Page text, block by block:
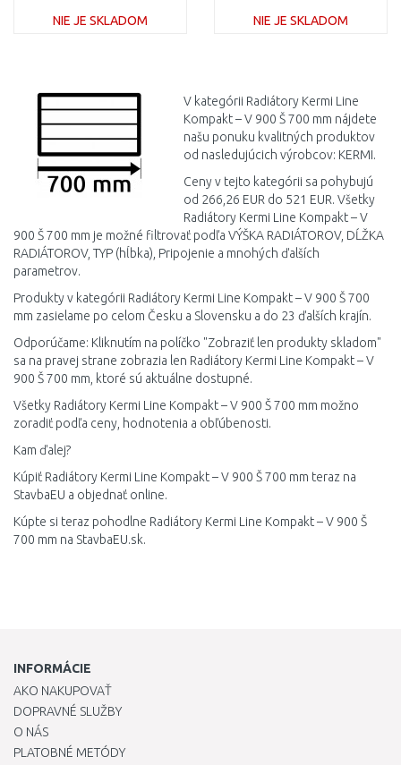
NIE JE SKLADOM
Porovnať
NIE JE SKLADOM
V kategórii Radiátory Kermi Line
Kompakt – V 900 Š 700 mm nájdete
našu ponuku kvalitných produktov
od nasledujúcich výrobcov: KERMI.
Ceny v tejto kategórii sa pohybujú
od 266,26 EUR do 521 EUR. Všetky
Radiátory Kermi Line Kompakt – V
900 Š 700 mm je možné filtrovať podľa VÝŠKA RADIÁTOROV, DĹŽKA
RADIÁTOROV, TYP (hĺbka), Pripojenie a mnohých ďalších
parametrov.
Produkty v kategórii Radiátory Kermi Line Kompakt – V 900 Š 700
mm zasielame po celom Česku a Slovensku a do 23 ďalších krajín.
Odporúčame: Kliknutím na políčko "Zobraziť len produkty skladom"
sa na pravej strane zobrazia len Radiátory Kermi Line Kompakt – V
900 Š 700 mm, ktoré sú aktuálne dostupné.
Všetky Radiátory Kermi Line Kompakt – V 900 Š 700 mm možno
zoradiť podľa ceny, hodnotenia a obľúbenosti.
Kam ďalej?
Kúpiť Radiátory Kermi Line Kompakt – V 900 Š 700 mm teraz na
StavbaEU a objednať online.
Kúpte si teraz pohodlne Radiátory Kermi Line Kompakt – V 900 Š
700 mm na StavbaEU.sk.
INFORMÁCIE
AKO NAKUPOVAŤ
DOPRAVNÉ SLUŽBY
O NÁS
PLATOBNÉ METÓDY